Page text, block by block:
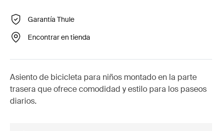
Garantía Thule
Encontrar en tienda
Asiento de bicicleta para niños montado en la parte
trasera que ofrece comodidad y estilo para los paseos
diarios.